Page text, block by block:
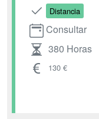
Distancia
Consultar
380 Horas
130 €